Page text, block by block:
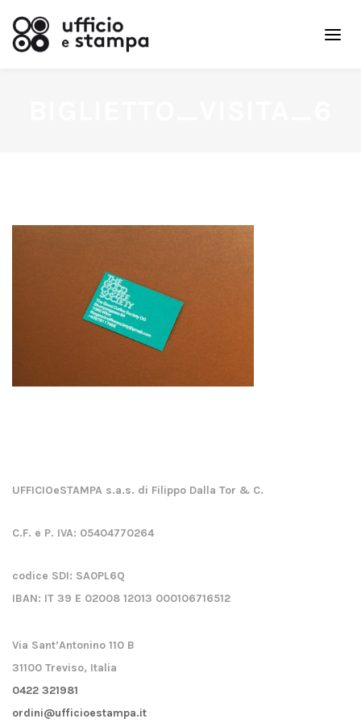
UFFICIOeSTAMPA s.a.s. di Filippo Dalla Tor & C.
C.F. e P. IVA: 05404770264
codice SDI: SA0PL6Q
IBAN: IT 39 E 02008 12013 000106716512
Via Sant’Antonino 110 B
31100 Treviso, Italia
0422 321981
ordini@ufficioestampa.it